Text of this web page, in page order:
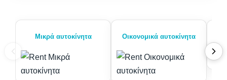
Μικρά αυτοκίνητα Οικονομικά αυτοκίνητα